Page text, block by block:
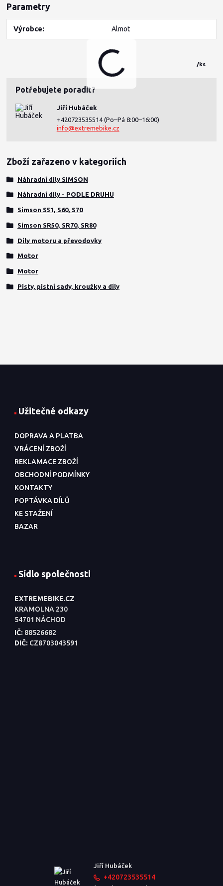
/ks
Parametry
Výrobce Almot
Potřebujete poradit?
Jiří Hubáček
+420723535514 (Po–Pá 8:00–16:00)
info@extremebike.cz
Zboží zařazeno v kategoriích
Náhradní díly SIMSON
Náhradní díly - PODLE DRUHU
Simson S51, S60, S70
Simson SR50, SR70, SR80
Díly motoru a převodovky
Motor
Motor
Písty, pístní sady, kroužky a díly
Užitečné odkazy
DOPRAVA A PLATBA
VRÁCENÍ ZBOŽÍ
REKLAMACE ZBOŽÍ
OBCHODNÍ PODMÍNKY
KONTAKTY
POPTÁVKA DÍLŮ
KE STAŽENÍ
BAZAR
Sídlo společnosti
EXTREMEBIKE.CZ
KRAMOLNA 230
54701 NÁCHOD
IČ: 88526682
DIČ: CZ8703043591
Jiří Hubáček
+420723535514